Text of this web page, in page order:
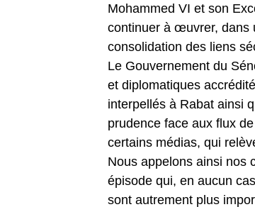
Mohammed VI et son
continuer à œuvrer, dans
consolidation des liens
Le Gouvernement du
et diplomatiques
interpellés à Rabat ainsi
prudence face aux flux
certains médias, qui
Nous appelons ainsi nos
épisode qui, en aucun
sont autrement plus